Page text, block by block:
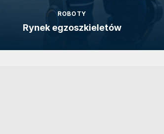
ROBOTY
Rynek egzoszkieletów